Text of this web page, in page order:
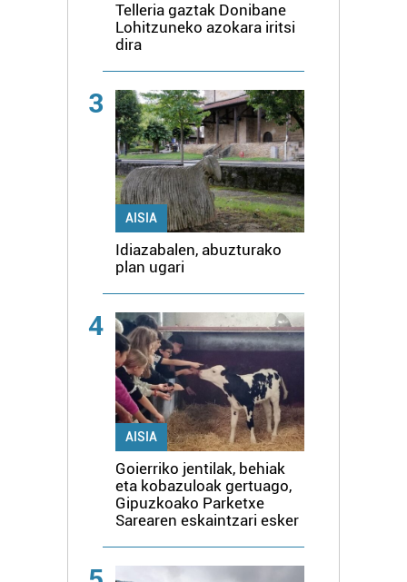
Telleria gaztak Donibane
Lohitzuneko azokara iritsi
dira
3
AISIA
Idiazabalen, abuzturako
plan ugari
4
AISIA
Goierriko jentilak, behiak
eta kobazuloak gertuago,
Gipuzkoako Parketxe
Sarearen eskaintzari esker